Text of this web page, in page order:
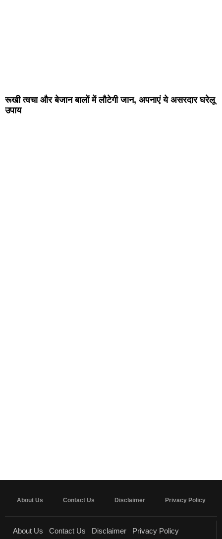
रूखी त्वचा और बेजान बालों में लौटेगी जान, अपनाएं ये असरदार घरेलू
उपाय
About Us Contact Us Disclaimer Privacy Policy
About Us Contact Us Disclaimer Privacy Policy